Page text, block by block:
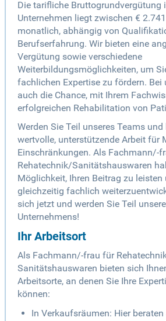
Die tarifliche Bruttogrundvergütung
Unternehmen liegt zwischen €
monatlich, abhängig von
Berufserfahrung. Wir bieten eine
Vergütung sowie verschiedene
Weiterbildungsmöglichkeiten, um
fachlichen Expertise zu fördern. Bei
auch die Chance, mit Ihrem
erfolgreichen Rehabilitation von
Werden Sie Teil unseres Teams
wertvolle, unterstützende Arbeit für
Einschränkungen. Als Fachmann/-
Rehatechnik/Sanitätshauswaren
Möglichkeit, Ihren Beitrag zu leisten
gleichzeitig fachlich
sich jetzt und werden Sie Teil
Unternehmens!
Ihr Arbeitsort
Als Fachmann/-frau für
Sanitätshauswaren bieten sich
Arbeitsorte, an denen Sie Ihre
können:
In Verkaufsräumen: Hier